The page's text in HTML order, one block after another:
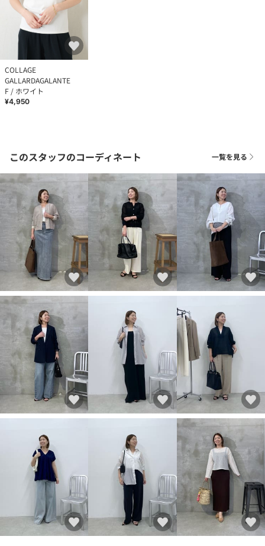
COLLAGE
GALLARDAGALANTE
F / ホワイト
¥4,950
このスタッフのコーディネート 一覧を見る